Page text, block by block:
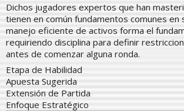
Dichos jugadores expertos que han
tienen en común fundamentos comunes en
manejo eficiente de activos forma el
requiriendo disciplina para definir
antes de comenzar alguna ronda.
Etapa de Habilidad
Apuesta Sugerida
Extensión de Partida
Enfoque Estratégico